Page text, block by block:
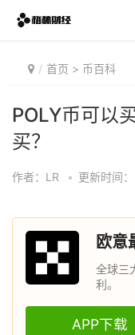
首页 > 币百科
POLY币可以
买？
作者：LR • 更新时间
欧意
全球三
利。
APP下载